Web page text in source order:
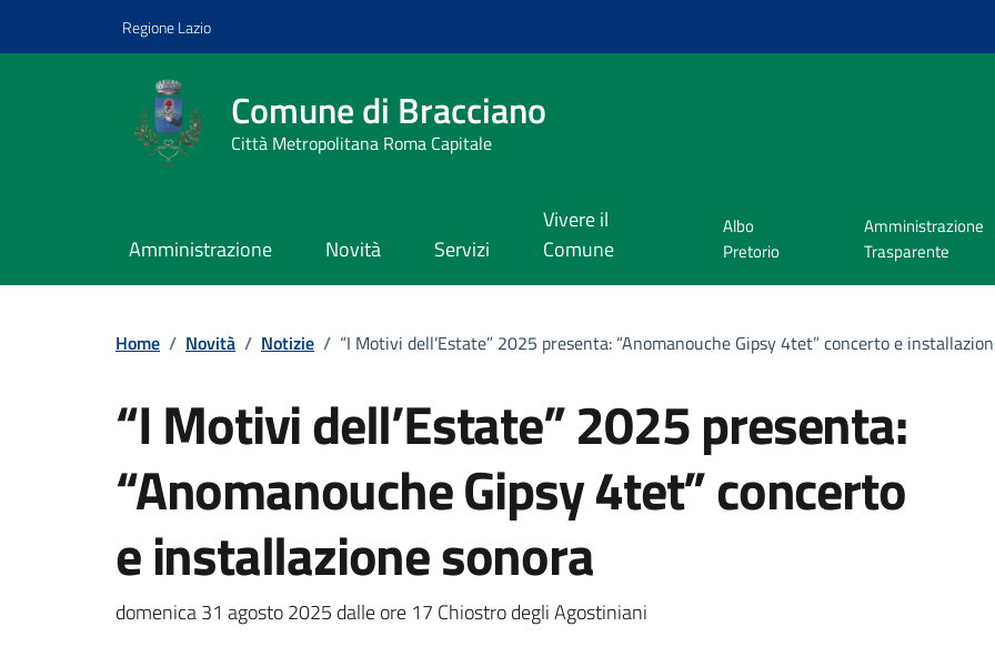
Regione Lazio
Comune di Bracciano
Città Metropolitana Roma Capitale
Amministrazione Novità Servizi
Vivere il
Comune
Albo
Pretorio
Amministrazione
Trasparente
Home / Novità / Notizie / “I Motivi dell’Estate” 2025 presenta: “Anomanouche Gipsy 4tet” concerto e
“I Motivi dell’Estate” 2025 presenta:
“Anomanouche Gipsy 4tet” concerto
e installazione sonora
Dettagli della notizia
domenica 31 agosto 2025 dalle ore 17 Chiostro degli Agostiniani